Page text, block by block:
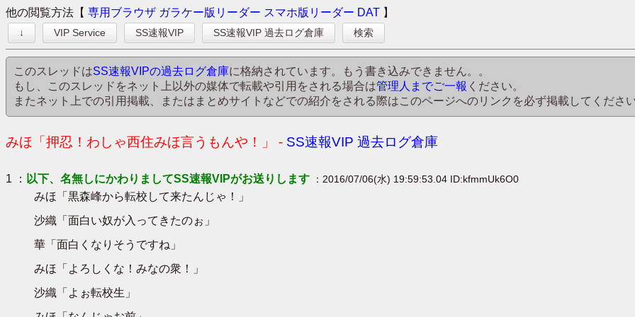
他の閲覧方法【 専用ブラウザ ガラケー版リーダー スマホ版リーダー DAT 】
↓ VIP Service SS速報VIP SS速報VIP 過去ログ倉庫 検索
このスレッドはSS速報VIPの過去ログ倉庫に格納されています。もう書き込みできません。。
もし、このスレッドをネット上以外の媒体で転載や引用をされる場合は管理人までご一報 ください。
またネット上での引用掲載、またはまとめサイトなどでの紹介をされる際はこのページへのリンクを必ず掲載してくださ
みほ「押忍！わしゃ西住みほ言うもんや！」 - SS速報VIP 過去ログ倉庫
1 ： 以下、名無しにかわりましてSS速報VIPがお送りします ：2016/07/06(水) 19:59:53.04 ID:kfmmUk6O0
みほ「黒森峰から転校して来たんじゃ！」
沙織「面白い奴が入ってきたのぉ」
華「面白くなりそうですね」
みほ「よろしくな！みなの衆！」
沙織「よぉ転校生」